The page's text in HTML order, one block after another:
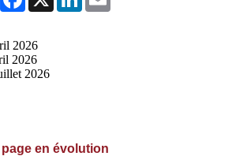
2026
2026
2026
page en évolution